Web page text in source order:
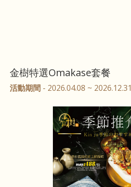
金樹特選Omakase套餐
活動期間 - 2026.04.08 ~ 2026.12.31